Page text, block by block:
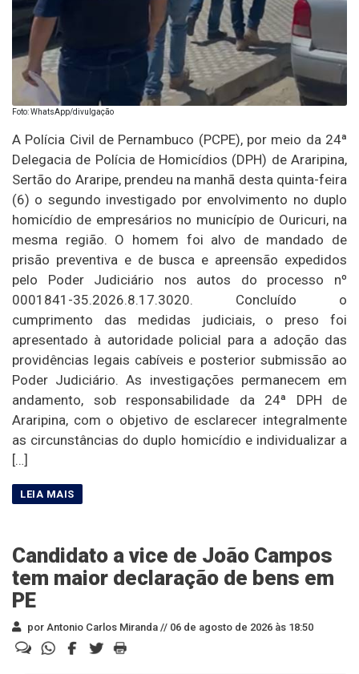
Foto: WhatsApp/divulgação
A Polícia Civil de Pernambuco (PCPE), por meio da 24ª
Delegacia de Polícia de Homicídios (DPH) de Araripina,
Sertão do Araripe, prendeu na manhã desta quinta-feira
(6) o segundo investigado por envolvimento no duplo
homicídio de empresários no município de Ouricuri, na
mesma região. O homem foi alvo de mandado de
prisão preventiva e de busca e apreensão expedidos
pelo Poder Judiciário nos autos do processo nº
0001841-35.2026.8.17.3020. Concluído o
cumprimento das medidas judiciais, o preso foi
apresentado à autoridade policial para a adoção das
providências legais cabíveis e posterior submissão ao
Poder Judiciário. As investigações permanecem em
andamento, sob responsabilidade da 24ª DPH de
Araripina, com o objetivo de esclarecer integralmente
as circunstâncias do duplo homicídio e individualizar a
[…]
Candidato a vice de João Campos
tem maior declaração de bens em
PE
por Antonio Carlos Miranda // 06 de agosto de 2026 às 18:50